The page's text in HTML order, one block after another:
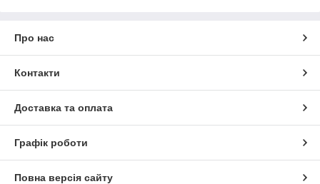
Про нас
Контакти
Доставка та оплата
Графік роботи
Повна версія сайту